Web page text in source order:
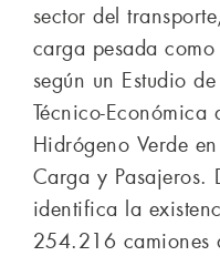
sector del
carga pesada
según un Estudio
Técnico-Económica
Hidrógeno Verde
Carga y Pasajeros.
identifica la
254.216 camiones